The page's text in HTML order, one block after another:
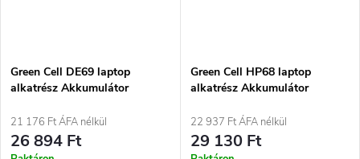
Green Cell DE69 laptop
alkatrész Akkumulátor
21 176 Ft ÁFA nélkül
26 894 Ft
Green Cell HP68 laptop
alkatrész Akkumulátor
22 937 Ft ÁFA nélkül
29 130 Ft